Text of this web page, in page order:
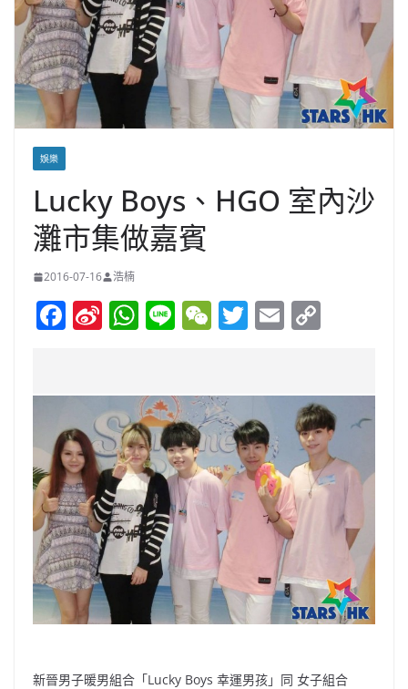
娛樂
Lucky Boys、HGO 室內沙
灘市集做嘉賓
2016-07-16 浩楠
F
e
b
o
o
k
Si
W
ei
b
o
W
s
A
p
p
Li W
h
at
T
er
E
l y
Li
n
k
新晉男子暖男組合「Lucky Boys 幸運男孩」同 女子組合